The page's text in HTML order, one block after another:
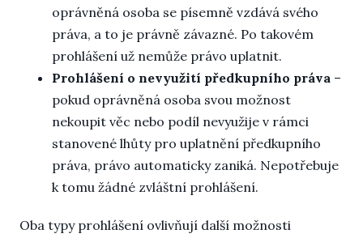
oprávněná osoba se písemně vzdává svého
práva, a to je právně závazné. Po takovém
prohlášení už nemůže právo uplatnit.
Prohlášení o nevyužití předkupního práva –
pokud oprávněná osoba svou možnost
nekoupit věc nebo podíl nevyužije v rámci
stanovené lhůty pro uplatnění předkupního
práva, právo automaticky zaniká. Nepotřebuje
k tomu žádné zvláštní prohlášení.
Oba typy prohlášení ovlivňují další možnosti